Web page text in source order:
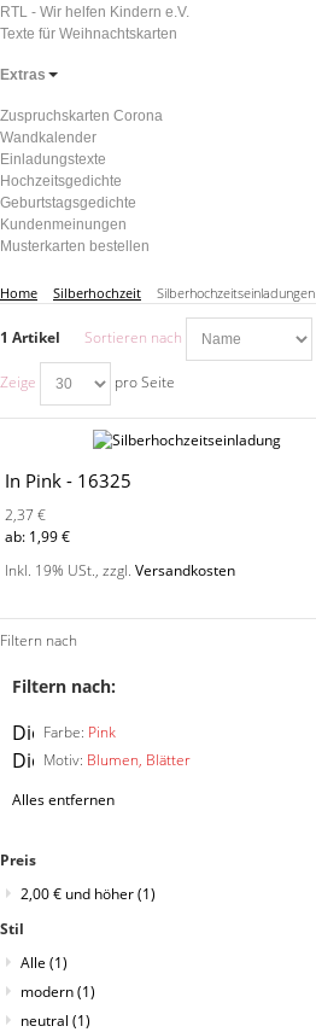
RTL - Wir helfen Kindern e.V.
Texte für Weihnachtskarten
Extras
Zuspruchskarten Corona
Wandkalender
Einladungstexte
Hochzeitsgedichte
Geburtstagsgedichte
Kundenmeinungen
Musterkarten bestellen
Home Silberhochzeit Silberhochzeitseinladungen
1 Artikel Sortieren nach
Zeige pro Seite
In Pink - 16325
2,37 €
ab: 1,99 €
Inkl. 19% USt.,zzgl.Versandkosten
Filtern nach
Filtern nach:
Farbe: Pink
Diesen
Artikel
entfernen
Motiv: Blumen, Blätter
Diesen
entfernen
Alles entfernen
Preis
2,00 € und höher(1)
Stil
Alle (1)
modern(1)
neutral (1)